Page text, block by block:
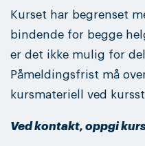
Kurset har begrenset
bindende for begge
er det ikke mulig for
Påmeldingsfrist må
kursmateriell ved
Ved kontakt, oppgi